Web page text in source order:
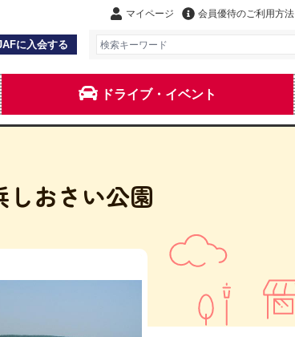
マイページ 会員優待のご利用方法
に入会する
ドライブ・イベント
しおさい公園